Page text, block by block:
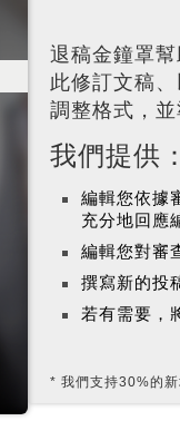
退稿金鐘罩
此修訂文稿
調整格式，並
我們提供：
編輯您依據
充分地回應
編輯您對審
撰寫新的投
若有需要，
我們支持30%的